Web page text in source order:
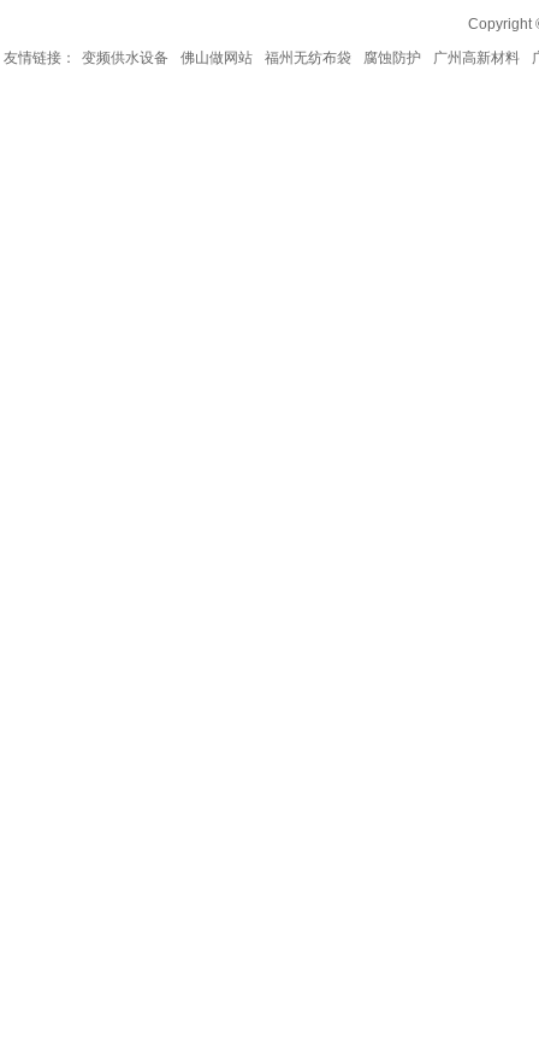
Copyright
友情链接：
变频供水设备 佛山做网站 福州无纺布袋 腐蚀防护 广州高新材料